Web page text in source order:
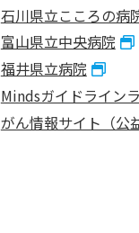
石川県立こころの病
富山県立中央病院
福井県立病院
Mindsガイドライン
がん情報サイト（公